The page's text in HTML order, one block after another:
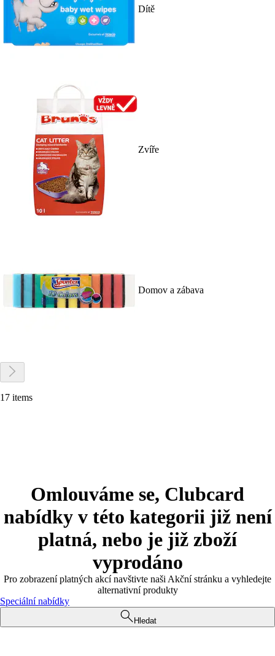
Dítě
Zvíře
Domov a zábava
17 items
Omlouváme se, Clubcard
nabídky v této kategorii již není
platná, nebo je již zboží
vyprodáno
Pro zobrazení platných akcí navštivte naši Akční stránku a vyhledejte
alternativní produkty
Speciální nabídky
Hledat